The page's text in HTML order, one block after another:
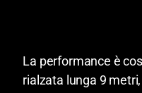
La performance è
rialzata lunga 9